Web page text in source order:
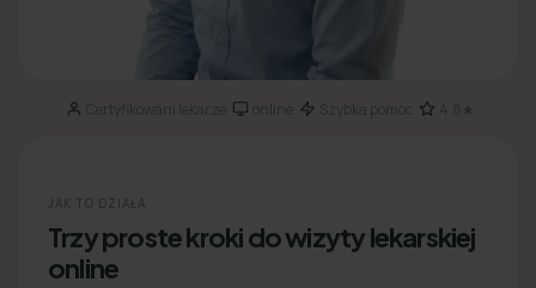
Certyfikowani lekarze· online· Szybka pomoc 4.8★
JAK TO DZIAŁA
Trzy proste kroki do wizyty lekarskiej
online